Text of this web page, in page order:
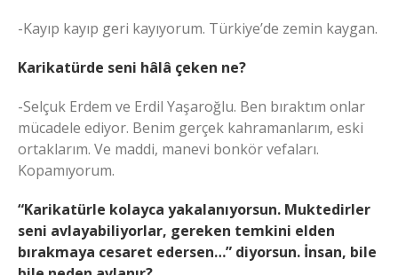
-Kayıp kayıp geri kayıyorum. Türkiye’de zemin kaygan.
Karikatürde seni hâlâ çeken ne?
-Selçuk Erdem ve Erdil Yaşaroğlu. Ben bıraktım onlar
mücadele ediyor. Benim gerçek kahramanlarım, eski
ortaklarım. Ve maddi, manevi bonkör vefaları.
Kopamıyorum.
“Karikatürle kolayca yakalanıyorsun. Muktedirler
seni avlayabiliyorlar, gereken temkini elden
bırakmaya cesaret edersen…” diyorsun. İnsan, bile